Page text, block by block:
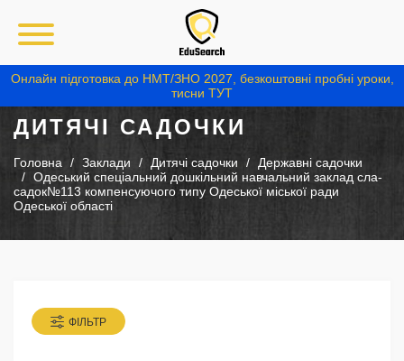
Онлайн підготовка до НМТ/ЗНО 2027, безкоштовні пробні уроки,
тисни ТУТ
ДИТЯЧІ САДОЧКИ
Головна Заклади Дитячі садочки
Державні садочки
Одеський спеціальний дошкільний навчальний заклад сла-
садок№113 компенсуючого типу Одеської міської ради
Одеської області
ФІЛЬТР